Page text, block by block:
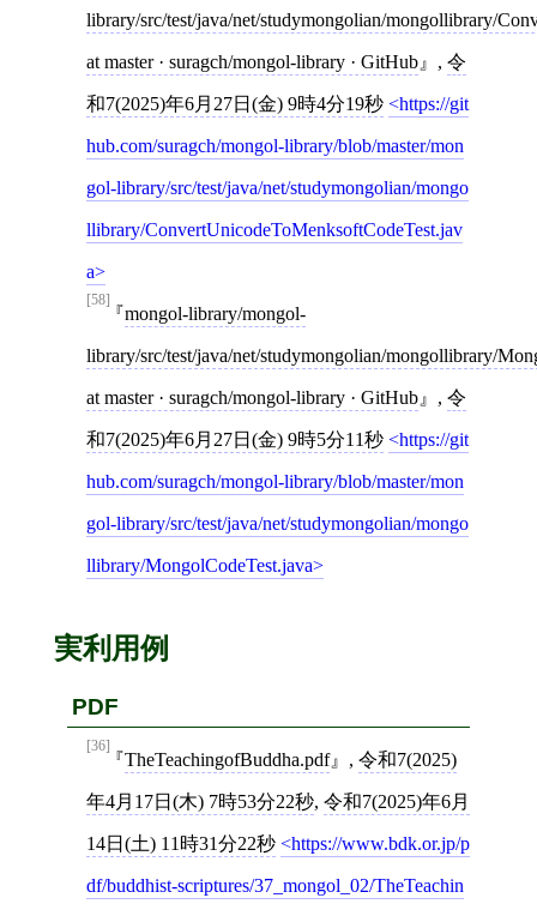
library/src/test/java/net/studymongolian/mongollibrary/
at master · suragch/mongol-library · GitHub , 令
和7(2025)年6月27日(金) 9時4分19秒 https://git
hub.com/suragch/mongol-library/blob/master/mon
gol-library/src/test/java/net/studymongolian/mongo
llibrary/ConvertUnicodeToMenksoftCodeTest.jav
a
[58]
mongol-library/mongol-
library/src/test/java/net/studymongolian/mongollibrary/
at master · suragch/mongol-library · GitHub , 令
和7(2025)年6月27日(金) 9時5分11秒 https://git
hub.com/suragch/mongol-library/blob/master/mon
gol-library/src/test/java/net/studymongolian/mongo
llibrary/MongolCodeTest.java
実利用例
PDF
[36]
TheTeachingofBuddha.pdf , 令和7(2025)
年4月17日(木) 7時53分22秒, 令和7(2025)年6月
14日(土) 11時31分22秒 https://www.bdk.or.jp/p
df/buddhist-scriptures/37_mongol_02/TheTeachin